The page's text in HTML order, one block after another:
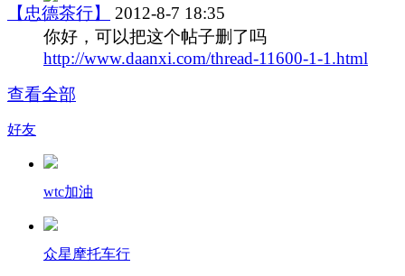
【忠德茶行】
2012-8-7 18:35
你好，可以把这个帖子删了吗
http://www.daanxi.com/thread-11600-1-1.html
查看全部
好友
wtc加油
众星摩托车行